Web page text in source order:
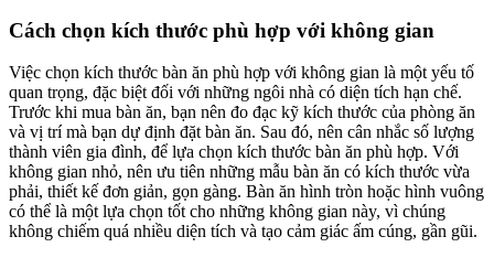
Cách chọn kích thước phù hợp với không gian
Việc chọn kích thước bàn ăn phù hợp với không gian là một yếu tố
quan trọng, đặc biệt đối với những ngôi nhà có diện tích hạn chế.
Trước khi mua bàn ăn, bạn nên đo đạc kỹ kích thước của phòng ăn
và vị trí mà bạn dự định đặt bàn ăn. Sau đó, nên cân nhắc số lượng
thành viên gia đình, để lựa chọn kích thước bàn ăn phù hợp. Với
không gian nhỏ, nên ưu tiên những mẫu bàn ăn có kích thước vừa
phải, thiết kế đơn giản, gọn gàng. Bàn ăn hình tròn hoặc hình vuông
có thể là một lựa chọn tốt cho những không gian này, vì chúng
không chiếm quá nhiều diện tích và tạo cảm giác ấm cúng, gần gũi.